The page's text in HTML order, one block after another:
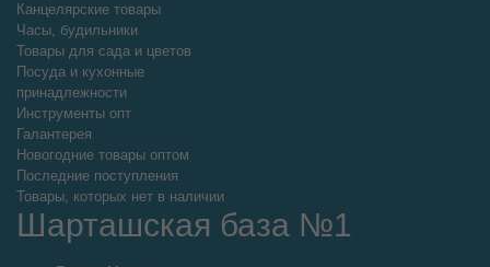
Канцелярские товары
Часы, будильники
Товары для сада и цветов
Посуда и кухонные
принадлежности
Инструменты опт
Галантерея
Новогодние товары оптом
Последние поступления
Товары, которых нет в наличии
Шарташская база №1